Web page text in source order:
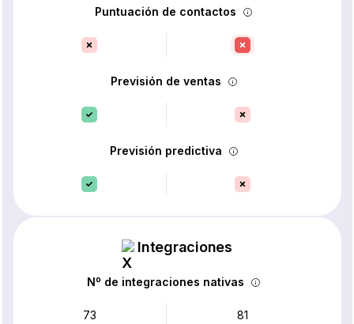
Puntuación de contactos
Previsión de ventas
Previsión predictiva
Integraciones
Nº de integraciones nativas
73 81